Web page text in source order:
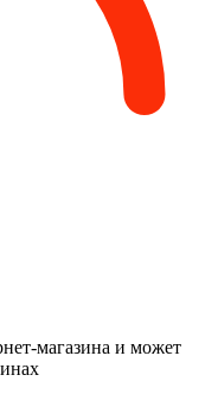
магазина и может